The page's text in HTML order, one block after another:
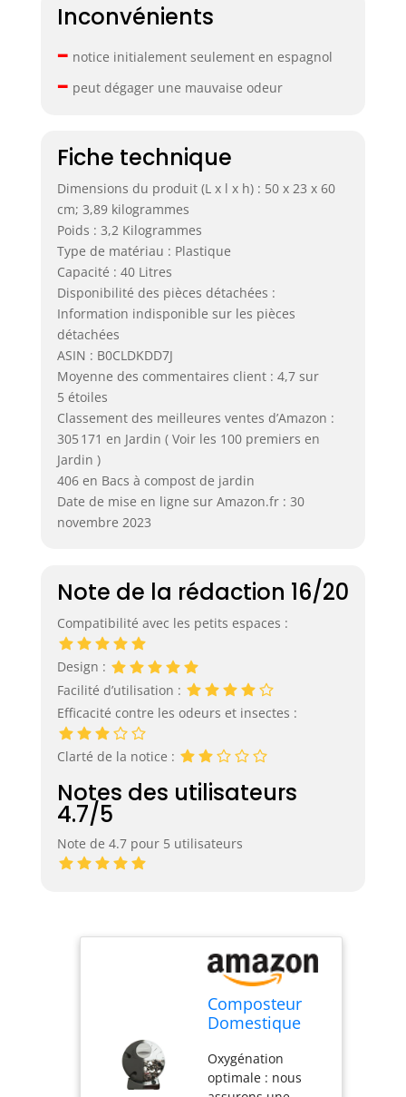
Inconvénients
– notice initialement seulement en espagnol
– peut dégager une mauvaise odeur
Fiche technique
Dimensions du produit (L x l x h) : 50 x 23 x 60
cm; 3,89 kilogrammes
Poids : 3,2 Kilogrammes
Type de matériau : Plastique
Capacité : 40 Litres
Disponibilité des pièces détachées :
Information indisponible sur les pièces
détachées
ASIN : B0CLDKDD7J
Moyenne des commentaires client : 4,7 sur
5 étoiles
Classement des meilleures ventes d’Amazon :
305 171 en Jardin ( Voir les 100 premiers en
Jardin )
406 en Bacs à compost de jardin
Date de mise en ligne sur Amazon.fr : 30
novembre 2023
Note de la rédaction 16/20
Compatibilité avec les petits espaces :
Design :
Facilité d’utilisation :
Efficacité contre les odeurs et insectes :
Clarté de la notice :
Notes des utilisateurs
4.7/5
Note de 4.7 pour 5 utilisateurs
Composteur
Domestique
Compact 40L
ImpakCity -
Oxygénation
optimale : nous